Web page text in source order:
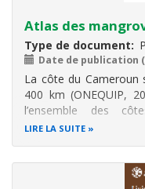
Atlas des
Type de document
Date de publication
La côte du Cameroun
400 km (ONEQUIP,
l’ensemble des
écosystèmes de
LIRE LA SUITE